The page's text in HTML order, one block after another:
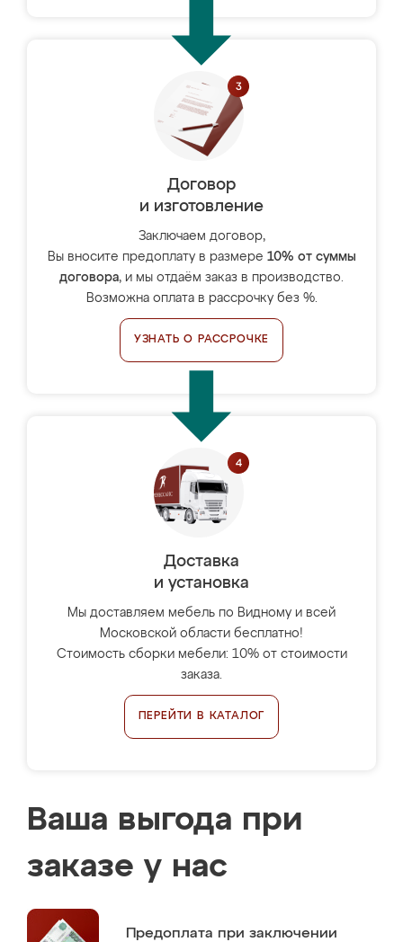
Договор
и изготовление
Заключаем договор,
Вы вносите предоплату в размере 10% от суммы
договора, и мы отдаём заказ в производство.
Возможна оплата в рассрочку без %.
УЗНАТЬ О РАССРОЧКЕ
Доставка
и установка
Мы доставляем мебель по Видному и всей
Московской области бесплатно!
Стоимость сборки мебели: 10% от стоимости
заказа.
ПЕРЕЙТИ В КАТАЛОГ
Ваша выгода при
заказе у нас
Предоплата при заключении